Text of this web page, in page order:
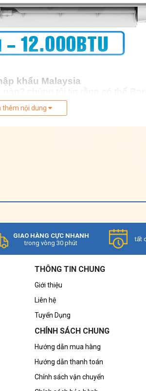
khẩu Malaysia
chúng tôi tin rằng có thể
hiệu của Tập Đoàn
chính hãng nhập
thêm nội dung
GIAO HÀNG CỰC NHANH
trong vòng 30 phút
tất
THÔNG TIN CHUNG
Giới thiệu
Liên hệ
Tuyển Dụng
CHÍNH SÁCH CHUNG
Hướng dẫn mua hàng
Hướng dẫn thanh toán
Chính sách vận chuyển